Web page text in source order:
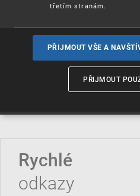
Označení původu
Rychlé
odkazy
třetím stranám.
PŘIJMOUT VŠE A
PŘIJMOUT